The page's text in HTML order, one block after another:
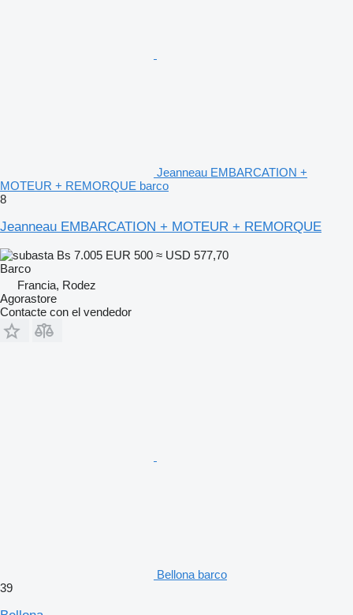
Jeanneau EMBARCATION +
MOTEUR + REMORQUE barco
8
Jeanneau EMBARCATION + MOTEUR + REMORQUE
Bs 7.005 EUR 500 ≈ USD 577,70
Barco
Francia, Rodez
Agorastore
Contacte con el vendedor
Bellona barco
39